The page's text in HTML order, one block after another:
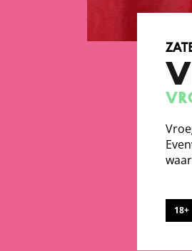
18+